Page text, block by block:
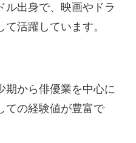
ル出身で、映画やドラ
活躍しています。
期から俳優業を中心に
ての経験値が豊富で